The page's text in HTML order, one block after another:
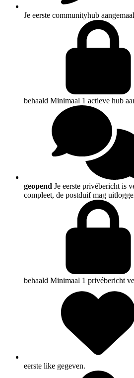
Je eerste communityhub
behaald Minimaal 1 actieve hub
geopend Je eerste privébericht is
compleet, de postduif mag
behaald Minimaal 1 privébericht
eerste like gegeven.